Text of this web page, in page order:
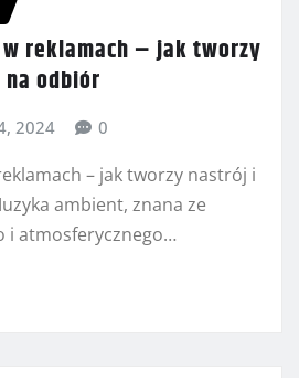
reklamach – jak tworzy
odbiór
2024 0
– jak tworzy nastrój i
ambient, znana ze
i atmosferycznego…